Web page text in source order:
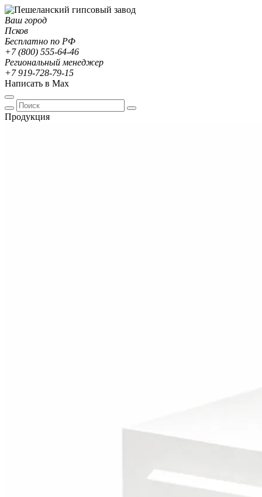
Ваш город
Псков
Бесплатно по РФ
+7 (800) 555-64-46
Региональный менеджер
+7 919-728-79-15
Написать в Max
Продукция